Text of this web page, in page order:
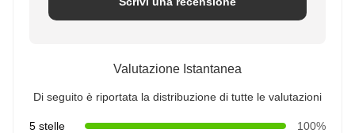
Valutazione Istantanea
Di seguito è riportata la distribuzione di tutte le valutazioni
5 stelle
100%